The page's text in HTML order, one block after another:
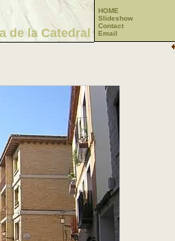
de la Catedral
HOME
Slideshow
Contact
Email